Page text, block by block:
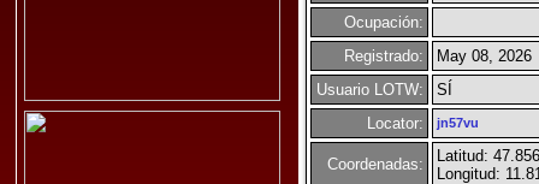
Ocupación:
Registrado:
May 08, 2026
Usuario LOTW:
SÍ
Locator:
jn57vu
Coordenadas:
Latitud:
Longitud: